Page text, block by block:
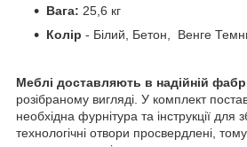
Вага: 25,6 кг
Колір - Білий, Бетон, Венге
Меблі доставляють в надійній
розібраному вигляді. У комплект
необхідна фурнітура та інструкції для
технологічні отвори просвердлені,